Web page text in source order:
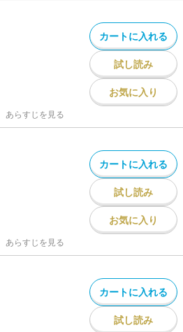
カートに入れる
試し読み
お気に入り
あらすじを見る
カートに入れる
試し読み
お気に入り
あらすじを見る
カートに入れる
試し読み